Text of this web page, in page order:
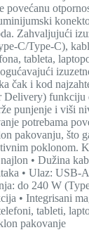
povećanu
Zahvaljujući
C/Type-C),
tableta,
čak i kod
Delivery) funkciju
punjenje i viši
potrebama
pakovanju, što
poklonom.
• Dužina
• Ulaz: USB-
do 240 W
• Integrisani
tableti,
pakovanje